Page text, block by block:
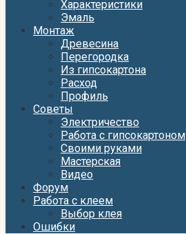
Характеристики
Эмаль
Монтаж
Древесина
Перегородка
Из гипсокартона
Расход
Профиль
Советы
Электричество
Работа с гипсокартоном
Своими руками
Мастерская
Видео
Форум
Работа с клеем
Выбор клея
Ошибки